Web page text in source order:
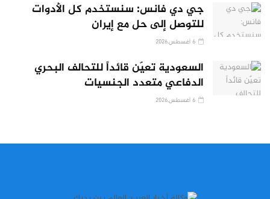
جي دي فانس: سنستخدم كل الأدوات
للتوصل إلى حل مع إيران
6 أغسطس,2026
السعودية تعيّن قائداً للتحالف البحري
الدفاعي متعدد الجنسيات
6 أغسطس,2026